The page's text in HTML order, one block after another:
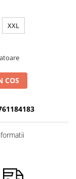
XXL
COS